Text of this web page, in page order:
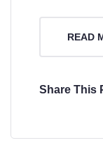
READ
Share This